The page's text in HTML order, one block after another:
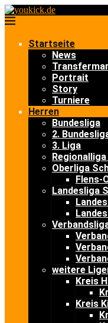
Startseite
News
Portrait
Story
Turniere
Herren
Bundesliga
2.
3. Liga
Oberliga
Flens-
Landesliga
weitere
Kreis
Kreis